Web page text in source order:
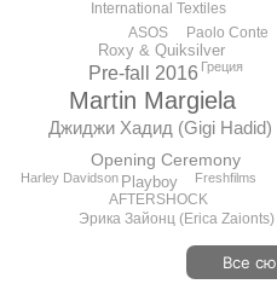
Martin Margiela
Pre-fall 2016
Джиджи Хадид (Gigi Hadid)
Opening Ceremony
Roxy & Quiksilver
Playboy
ASOS
International Textiles
AFTERSHOCK
Paolo Conte
Эрика Зайонц (Erica Zaionts)
Греция
Freshfilms
Harley Davidson
Все